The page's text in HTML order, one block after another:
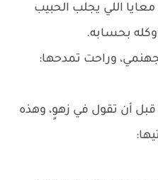
اللي يجلب الحبيب
وكله بحسابه.
وراحت تمدحها:
أن تقول في زهوٍ، وهذه